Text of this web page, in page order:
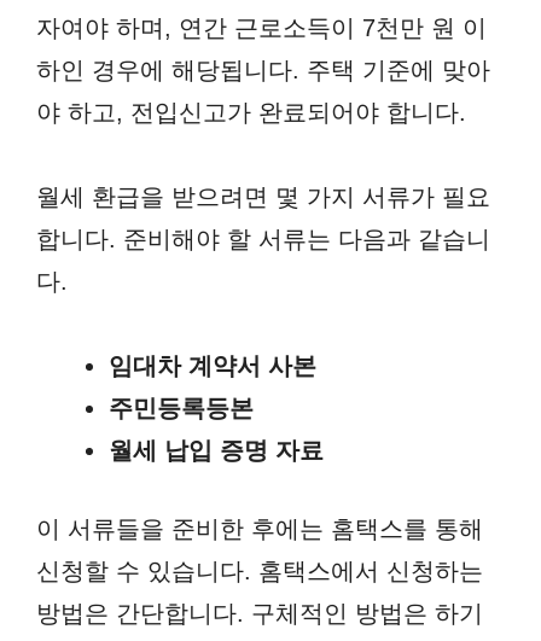
자여야 하며, 연간 근로소득이 7천만 원 이
하인 경우에 해당됩니다. 주택 기준에 맞아
야 하고, 전입신고가 완료되어야 합니다.
월세 환급을 받으려면 몇 가지 서류가 필요
합니다. 준비해야 할 서류는 다음과 같습니
다.
임대차 계약서 사본
주민등록등본
월세 납입 증명 자료
이 서류들을 준비한 후에는 홈택스를 통해
신청할 수 있습니다. 홈택스에서 신청하는
방법은 간단합니다. 구체적인 방법은 하기